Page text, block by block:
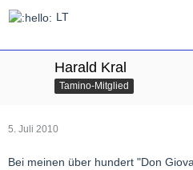
LT
Harald Kral
Tamino-Mitglied
5. Juli 2010
Bei meinen über hundert "Don